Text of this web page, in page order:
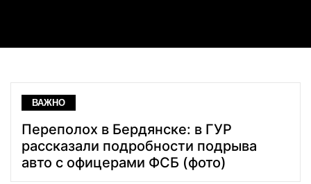
ВАЖНО
Переполох в Бердянске: в ГУР
рассказали подробности подрыва
авто с офицерами ФСБ (фото)